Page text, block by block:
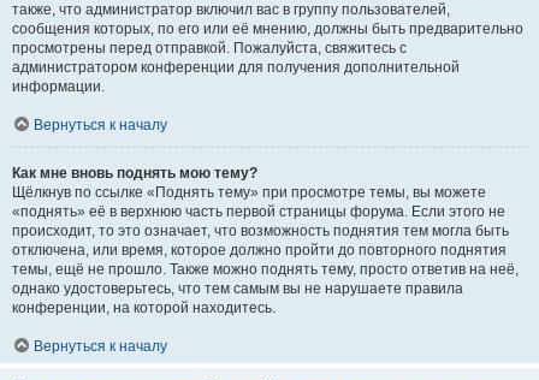
также, что администратор включил вас в группу пользователей,
сообщения которых, по его или её мнению, должны быть предварительно
просмотрены перед отправкой. Пожалуйста, свяжитесь с
администратором конференции для получения дополнительной
информации.
Вернуться к началу
Как мне вновь поднять мою тему?
Щёлкнув по ссылке «Поднять тему» при просмотре темы, вы можете
«поднять» её в верхнюю часть первой страницы форума. Если этого не
происходит, то это означает, что возможность поднятия тем могла быть
отключена, или время, которое должно пройти до повторного поднятия
темы, ещё не прошло. Также можно поднять тему, просто ответив на неё,
однако удостоверьтесь, что тем самым вы не нарушаете правила
конференции, на которой находитесь.
Вернуться к началу